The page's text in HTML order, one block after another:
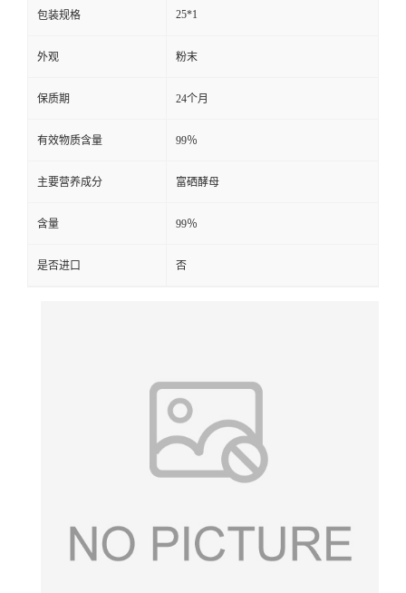
包装规格 25*1
外观 粉末
保质期 24个月
有效物质含量 99％
主要营养成分 富硒酵母
含量 99％
是否进口 否